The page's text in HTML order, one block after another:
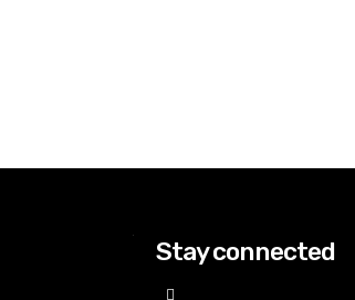
Stay connected